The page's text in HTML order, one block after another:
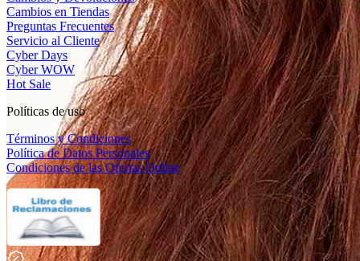
Cambios en Tiendas
Preguntas Frecuentes
Servicio al Cliente
Cyber Days
Cyber WOW
Hot Sale
Políticas de uso
Términos y Condiciones
Política de Datos Personales
Condiciones de las Ofertas Online